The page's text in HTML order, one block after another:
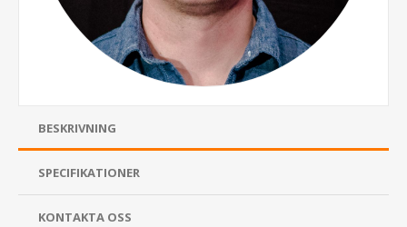
BESKRIVNING
SPECIFIKATIONER
KONTAKTA OSS